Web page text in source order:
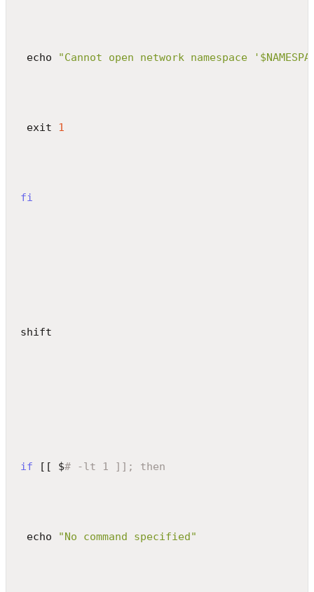
echo "Cannot open network namespace
exit 1
fi
shift
if [[ $# -lt 1 ]]; then
echo "No command specified"